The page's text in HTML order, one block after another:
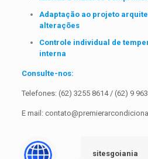
Adaptação ao projeto
alterações
Controle individual de
interna
Consulte-nos:
Telefones: (62) 3255 8614 / (62) 9
E mail:
sitesgoiania